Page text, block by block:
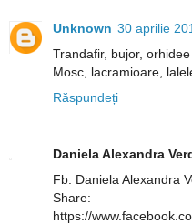
Unknown 30 aprilie
Trandafir, bujor, orhidee
Mosc, lacramioare,
Răspundeți
Daniela Alexandra
Fb: Daniela Alexandra
Share:
https://